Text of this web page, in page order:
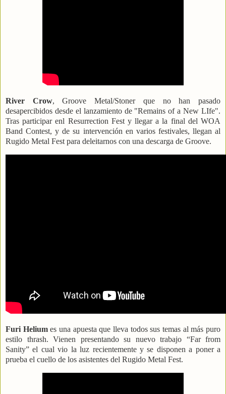
River Crow, Groove Metal/Stoner que no han pasado
desapercibidos desde el lanzamiento de "Remains of a New LIfe".
Tras participar enl Resurrection Fest y llegar a la final del WOA
Band Contest, y de su intervención en varios festivales, llegan al
Rugido Metal Fest para deleitarnos con una descarga de Groove.
Furi Heliumes una apuesta que lleva todos sus temas al más puro
estilo thrash. Vienen presentando su nuevo trabajo “Far from
Sanity” el cual vio la luz recientemente y se disponen a poner a
prueba el cuello de los asistentes del Rugido Metal Fest.